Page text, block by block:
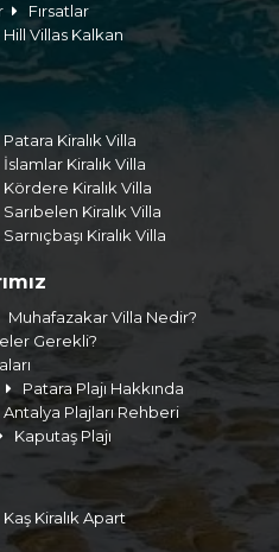
Fırsatlar
Hill Villas Kalkan
Patara Kiralık Villa
İslamlar Kiralık Villa
Kördere Kiralık Villa
Sarıbelen Kiralık Villa
Sarnıçbaşı Kiralık Villa
Muhafazakar Villa Nedir?
Gerekli?
Patara Plajı Hakkında
Antalya Plajları Rehberi
Kaputaş Plajı
Kaş Kiralık Apart